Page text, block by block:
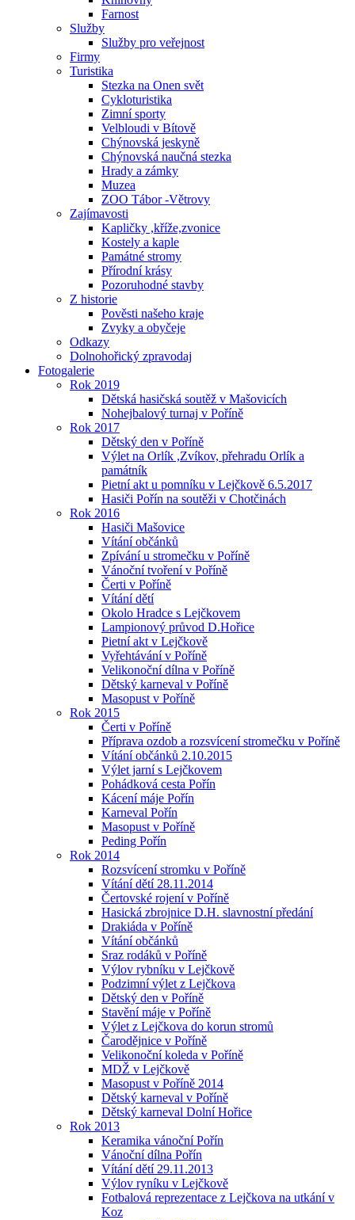
Farnost
Služby
Služby pro veřejnost
Firmy
Turistika
Stezka na Onen svět
Cykloturistika
Zimní sporty
Velbloudi v Bítově
Chýnovská jeskyně
Chýnovská naučná stezka
Hrady a zámky
Muzea
ZOO Tábor -Větrovy
Zajímavosti
Kapličky ,kříže,zvonice
Kostely a kaple
Památné stromy
Přírodní krásy
Pozoruhodné stavby
Z historie
Pověsti našeho kraje
Zvyky a obyčeje
Odkazy
Dolnohořický zpravodaj
Fotogalerie
Rok 2019
Dětská hasičská soutěž v Mašovicích
Nohejbalový turnaj v Poříně
Rok 2017
Dětský den v Poříně
Výlet na Orlík ,Zvíkov, přehradu Orlík a
památník
Pietní akt u pomníku v Lejčkově 6.5.2017
Hasiči Pořín na soutěži v Chotčinách
Rok 2016
Hasiči Mašovice
Vítání občánků
Zpívání u stromečku v Poříně
Vánoční tvoření v Poříně
Čerti v Poříně
Vítání dětí
Okolo Hradce s Lejčkovem
Lampionový průvod D.Hořice
Pietní akt v Lejčkově
Vyřehtávání v Poříně
Velikonoční dílna v Poříně
Dětský karneval v Poříně
Masopust v Poříně
Rok 2015
Čerti v Poříně
Příprava ozdob a rozsvícení stromečku v Poříně
Vítání občánků 2.10.2015
Výlet jarní s Lejčkovem
Pohádková cesta Pořín
Kácení máje Pořín
Karneval Pořín
Masopust v Poříně
Peding Pořín
Rok 2014
Rozsvícení stromku v Poříně
Vítání dětí 28.11.2014
Čertovské rojení v Poříně
Hasická zbrojnice D.H. slavnostní předání
Drakiáda v Poříně
Vítání občánků
Sraz rodáků v Poříně
Výlov rybníku v Lejčkově
Podzimní výlet z Lejčkova
Dětský den v Poříně
Stavění máje v Poříně
Výlet z Lejčkova do korun stromů
Čarodějnice v Poříně
Velikonoční koleda v Poříně
MDŽ v Lejčkově
Masopust v Poříně 2014
Dětský karneval v Poříně
Dětský karneval Dolní Hořice
Rok 2013
Keramika vánoční Pořín
Vánoční dílna Pořín
Vítání dětí 29.11.2013
Výlov ryníku v Lejčkově
Fotbalová reprezentace z Lejčkova na utkání v
Koz